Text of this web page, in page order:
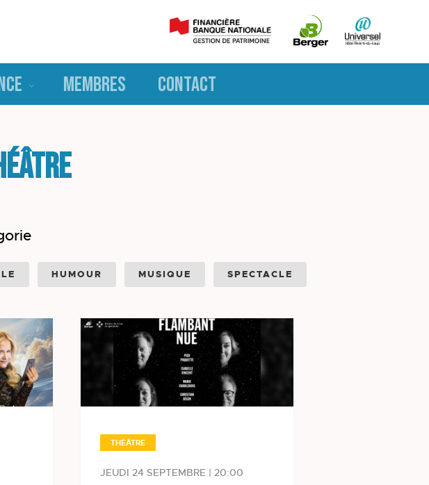
MEMBRES CONTACT
HUMOUR MUSIQUE SPECTACLE
THÉÂTRE
JEUDI 24 SEPTEMBRE | 20:00